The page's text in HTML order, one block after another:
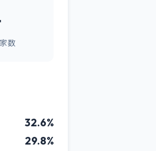
数
32.6%
29.8%